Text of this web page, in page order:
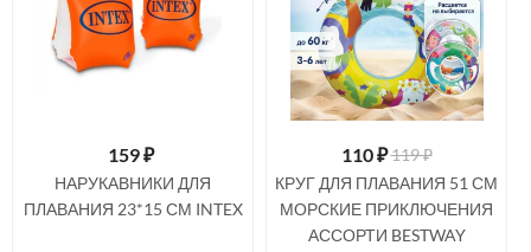
159₽
НАРУКАВНИКИ ДЛЯ
ПЛАВАНИЯ 23*15 СМ INTEX
110₽119 ₽
КРУГ ДЛЯ ПЛАВАНИЯ 51 СМ
МОРСКИЕ ПРИКЛЮЧЕНИЯ
АССОРТИ BESTWAY